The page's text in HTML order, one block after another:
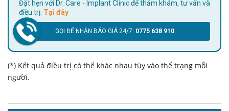
Đặt hẹn với Dr. Care - Implant Clinic để thăm khám, tư vấn và
điều trị. Tại đây
GỌI ĐỂ NHẬN BÁO GIÁ 24/7: 0775 638 910
(*) Kết quả điều trị có thể khác nhau tùy vào thể trạng mỗi
người.